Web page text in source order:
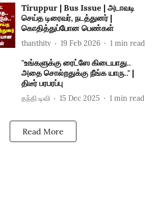
Tiruppur | Bus Issue | அடாவடி
செய்த டிரைவர், நடத்துனர் |
கொதித்துப்போன பெண்கள்
thanthitv 19 Feb 2026 1 min read
"உங்களுக்கு ரைட்ஸே கிடையாது..
அதை சொல்றதுக்கு நீங்க யாரு.." |
திடீர் பரபரப்பு
தந்தி டிவி 15 Dec 2025 1 min read
Read More